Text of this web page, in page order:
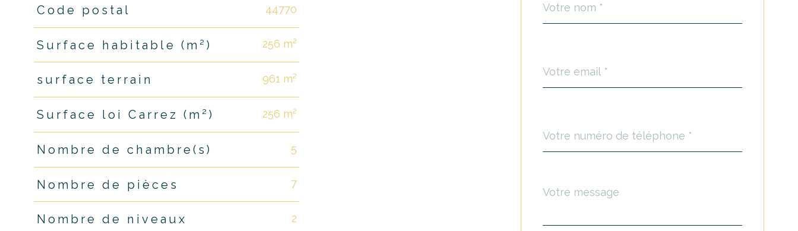
TRAD_PAMPERO_Caracteristique
Code postal 44770
Surface habitable (m²) 256 m²
surface terrain 961 m²
Surface loi Carrez (m²) 256 m²
Nombre de chambre(s) 5
Nombre de pièces 7
Nombre de niveaux 2
par
*
*
*
Fieldset
défaut
Message
*